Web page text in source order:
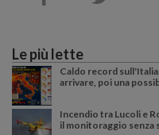
Le più lette
Caldo record
arrivare, poi una
Incendio tra Lucoli e
il monitoraggio senza